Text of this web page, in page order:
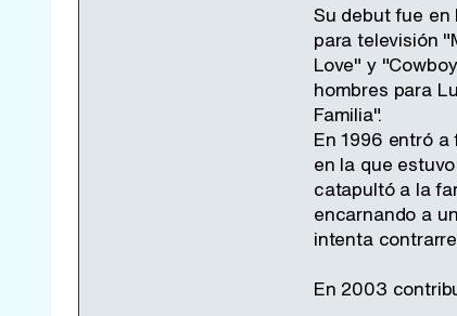
Su debut fue en
para televisión
Love" y
hombres para
Familia".
En 1996 entró
en la que
catapultó a la
encarnando a
intenta
En 2003